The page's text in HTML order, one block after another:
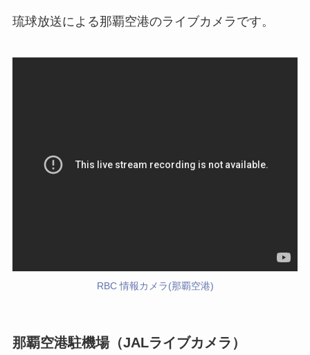
琉球放送による那覇空港のライブカメラです。
RBC 情報カメラ(那覇空港)
那覇空港駐機場（JALライブカメラ）